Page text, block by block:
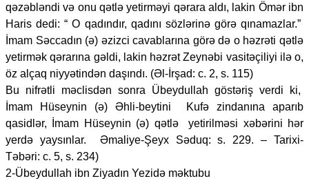
qəzəbləndi və onu qətlə yetirməyi qərara aldı, lakin Ömər ibn
Haris dedi: “ O qadındır, qadını sözlərinə görə qınamazlar.”
İmam Səccadın (ə) əzizci cavablarına görə də o həzrəti qətlə
yetirmək qərarına gəldi, lakin həzrət Zeynəbi vasitəçiliyi ilə o,
öz alçaq niyyətindən daşındı. (Əl-İrşad: c. 2, s. 115)
Bu nifrətli məclisdən sonra Übeydullah göstəriş verdi ki,
İmam Hüseynin (ə) Əhli-beytini Kufə zindanına aparıb
qasidlər, İmam Hüseynin (ə) qətlə yetirilməsi xəbərini hər
yerdə yaysınlar. Əmaliye-Şeyx Səduq: s. 229. – Tarixi-
Təbəri: c. 5, s. 234)
2-Übeydullah ibn Ziyadın Yezidə məktubu